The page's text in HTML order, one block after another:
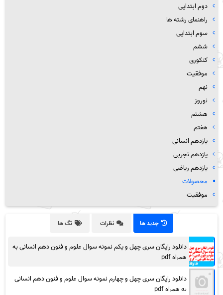
دوم ابتدایی
راهنمای رشته ها
سوم ابتدایی
ششم
کنکوری
موفقیت
نهم
نوروز
هشتم
هفتم
یازدهم انسانی
یازدهم تجربی
یازدهم ریاضی
محصولات
موفقیت
جدید ها نظرات تگ ها
دانلود رایگان سری چهل و یکم نمونه سوال علوم و فنون دهم انسانی به
همراه pdf
دانلود رایگان سری چهل و چهارم نمونه سوال علوم و فنون دهم انسانی
به همراه pdf